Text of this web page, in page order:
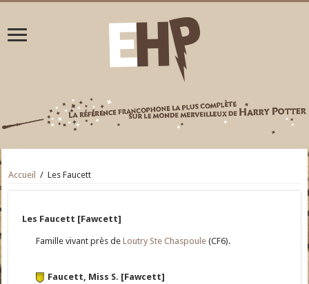
Accueil / Les Faucett
Les Faucett [Fawcett]
Famille vivant près deLoutry Ste Chaspoule (CF6).
Faucett, Miss S. [Fawcett]